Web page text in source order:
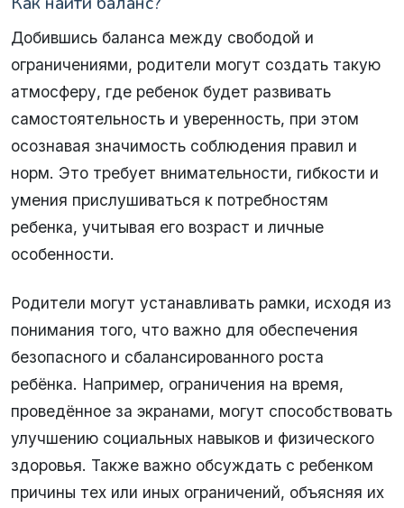
Добившись баланса между свободой и
ограничениями, родители могут создать такую
атмосферу, где ребенок будет развивать
самостоятельность и уверенность, при этом
осознавая значимость соблюдения правил и
норм. Это требует внимательности, гибкости и
умения прислушиваться к потребностям
ребенка, учитывая его возраст и личные
особенности.
Родители могут устанавливать рамки, исходя из
понимания того, что важно для обеспечения
безопасного и сбалансированного роста
ребёнка. Например, ограничения на время,
проведённое за экранами, могут способствовать
улучшению социальных навыков и физического
здоровья. Также важно обсуждать с ребенком
причины тех или иных ограничений, объясняя их